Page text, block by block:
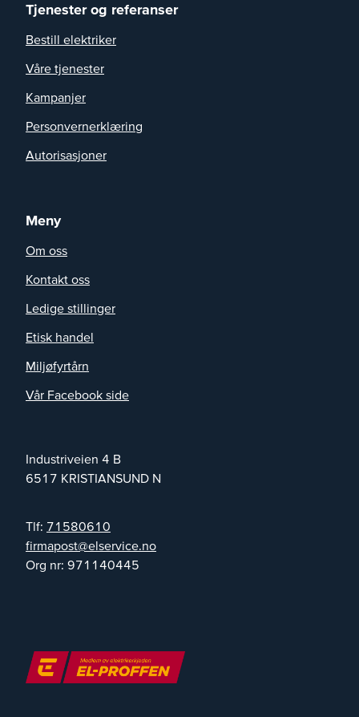
Industriveien 4 B
6517 KRISTIANSUND N
Tlf: 71580610
on.ecivresle@tsopamrif
Org nr: 971140445
Tjenester og referanser
Bestill elektriker
Våre tjenester
Kampanjer
Personvernerklæring
Autorisasjoner
Meny
Om oss
Kontakt oss
Ledige stillinger
Etisk handel
Miljøfyrtårn
Vår Facebook side